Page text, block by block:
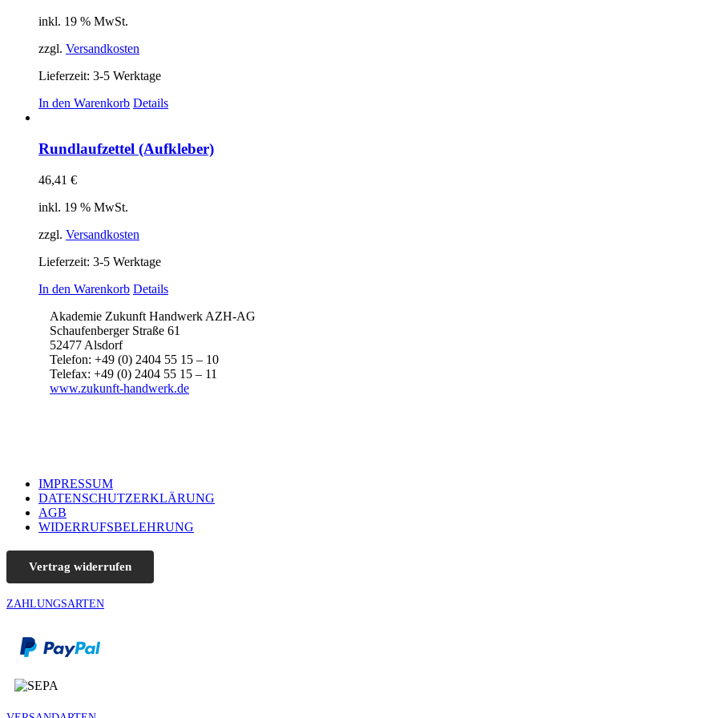
inkl. 19 % MwSt.
zzgl. Versandkosten
Lieferzeit: 3-5 Werktage
In den Warenkorb Details
Rundlaufzettel (Aufkleber)
46,41 €
inkl. 19 % MwSt.
zzgl. Versandkosten
Lieferzeit: 3-5 Werktage
In den Warenkorb Details
Akademie Zukunft Handwerk AZH-AG
Schaufenberger Straße 61
52477 Alsdorf
Telefon: +49 (0) 2404 55 15 – 10
Telefax: +49 (0) 2404 55 15 – 11
www.zukunft-handwerk.de
IMPRESSUM
DATENSCHUTZERKLÄRUNG
AGB
WIDERRUFSBELEHRUNG
Vertrag widerrufen
ZAHLUNGSARTEN